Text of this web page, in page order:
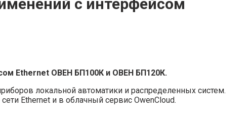
с интерфейсом
Ethernet ОВЕН БП100К и ОВЕН БП120К.
локальной автоматики и распределенных систем.
Ethernet и в облачный сервис OwenCloud.